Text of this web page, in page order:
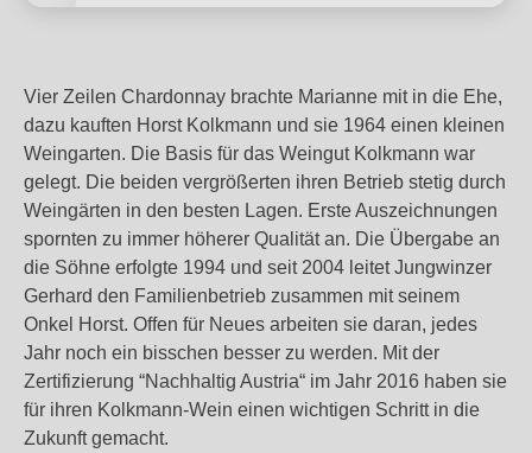
Vier Zeilen Chardonnay brachte Marianne mit in die Ehe,
dazu kauften Horst Kolkmann und sie 1964 einen kleinen
Weingarten. Die Basis für das Weingut Kolkmann war
gelegt. Die beiden vergrößerten ihren Betrieb stetig durch
Weingärten in den besten Lagen. Erste Auszeichnungen
spornten zu immer höherer Qualität an. Die Übergabe an
die Söhne erfolgte 1994 und seit 2004 leitet Jungwinzer
Gerhard den Familienbetrieb zusammen mit seinem
Onkel Horst. Offen für Neues arbeiten sie daran, jedes
Jahr noch ein bisschen besser zu werden. Mit der
Zertifizierung “Nachhaltig Austria“ im Jahr 2016 haben sie
für ihren Kolkmann-Wein einen wichtigen Schritt in die
Zukunft gemacht.